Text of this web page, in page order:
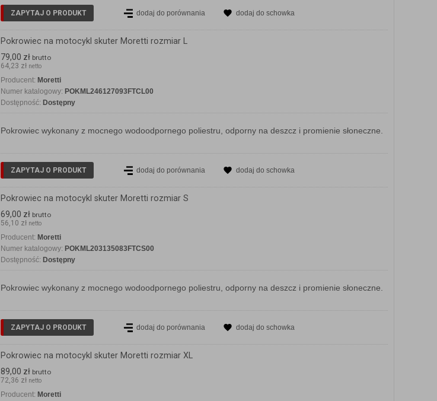
ZAPYTAJ O PRODUKT dodaj do porównania dodaj do schowka
Pokrowiec na motocykl skuter Moretti rozmiar L
79,00 zł brutto
64,23 zł netto
Producent: Moretti
Numer katalogowy: POKML246127093FTCL00
Dostępność: Dostępny
Pokrowiec wykonany z mocnego wodoodpornego poliestru, odporny na deszcz i promienie słoneczne.
ZAPYTAJ O PRODUKT dodaj do porównania dodaj do schowka
Pokrowiec na motocykl skuter Moretti rozmiar S
69,00 zł brutto
56,10 zł netto
Producent: Moretti
Numer katalogowy: POKML203135083FTCS00
Dostępność: Dostępny
Pokrowiec wykonany z mocnego wodoodpornego poliestru, odporny na deszcz i promienie słoneczne.
ZAPYTAJ O PRODUKT dodaj do porównania dodaj do schowka
Pokrowiec na motocykl skuter Moretti rozmiar XL
89,00 zł brutto
72,36 zł netto
Producent: Moretti